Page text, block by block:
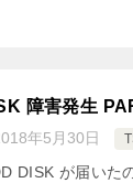
障害発生
年5月30日
DISK が届いた